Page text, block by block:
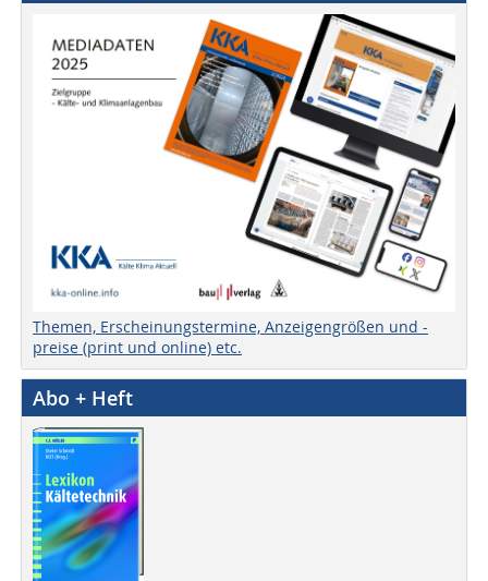
Themen, Erscheinungstermine, Anzeigengrößen und -
preise (print und online) etc.
Abo + Heft